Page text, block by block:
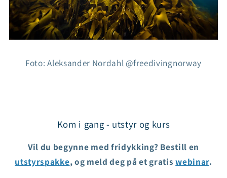
Foto: Aleksander Nordahl @freedivingnorway
Kom i gang - utstyr og kurs
Vil du begynne med fridykking? Bestill en
utstyrspakke, og meld deg på et gratiswebinar.